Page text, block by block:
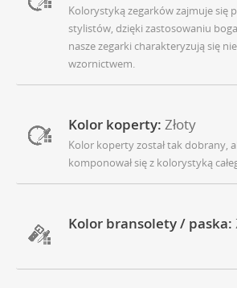
Kolorystyką zegarków zajmuje się
stylistów, dzięki zastosowaniu
nasze zegarki charakteryzują się
wzornictwem.
Kolor koperty: Złoty
Kolor koperty został tak dobrany,
komponował się z kolorystyką
Kolor bransolety / paska: